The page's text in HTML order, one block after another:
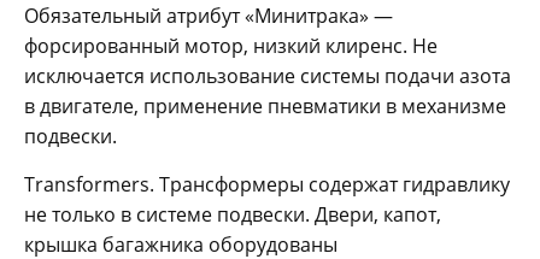
Обязательный атрибут «Минитрака» —
форсированный мотор, низкий клиренс. Не
исключается использование системы подачи азота
в двигателе, применение пневматики в механизме
подвески.
Transformers. Трансформеры содержат гидравлику
не только в системе подвески. Двери, капот,
крышка багажника оборудованы